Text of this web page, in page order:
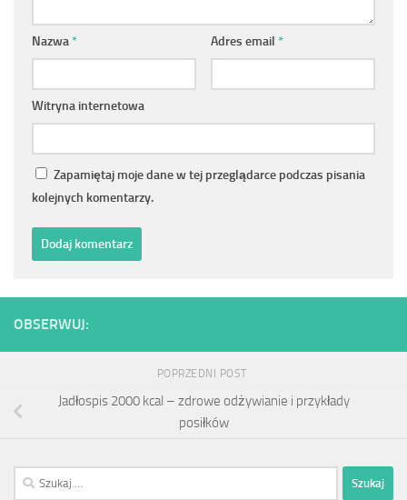
Nazwa* Adres email *
Witryna internetowa
Zapamiętaj moje dane w tej przeglądarce podczas pisania
kolejnych komentarzy.
OBSERWUJ:
POPRZEDNI POST
Jadłospis 2000 kcal – zdrowe odżywianie i przykłady
posiłków
Szukaj: